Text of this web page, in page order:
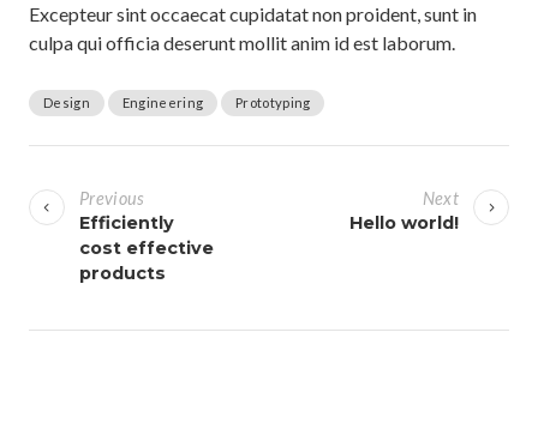
Excepteur sint occaecat cupidatat non proident, sunt in
culpa qui officia deserunt mollit anim id est laborum.
Design Engineering Prototyping
o
s
a
Previous
Efficiently
cost effective
products
Next
Hello world!